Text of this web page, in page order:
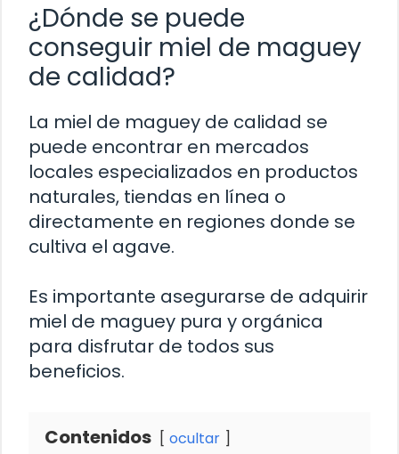
¿Dónde se puede
conseguir miel de maguey
de calidad?
La miel de maguey de calidad se
puede encontrar en mercados
locales especializados en productos
naturales, tiendas en línea o
directamente en regiones donde se
cultiva el agave.
Es importante asegurarse de adquirir
miel de maguey pura y orgánica
para disfrutar de todos sus
beneficios.
Contenidos ocultar